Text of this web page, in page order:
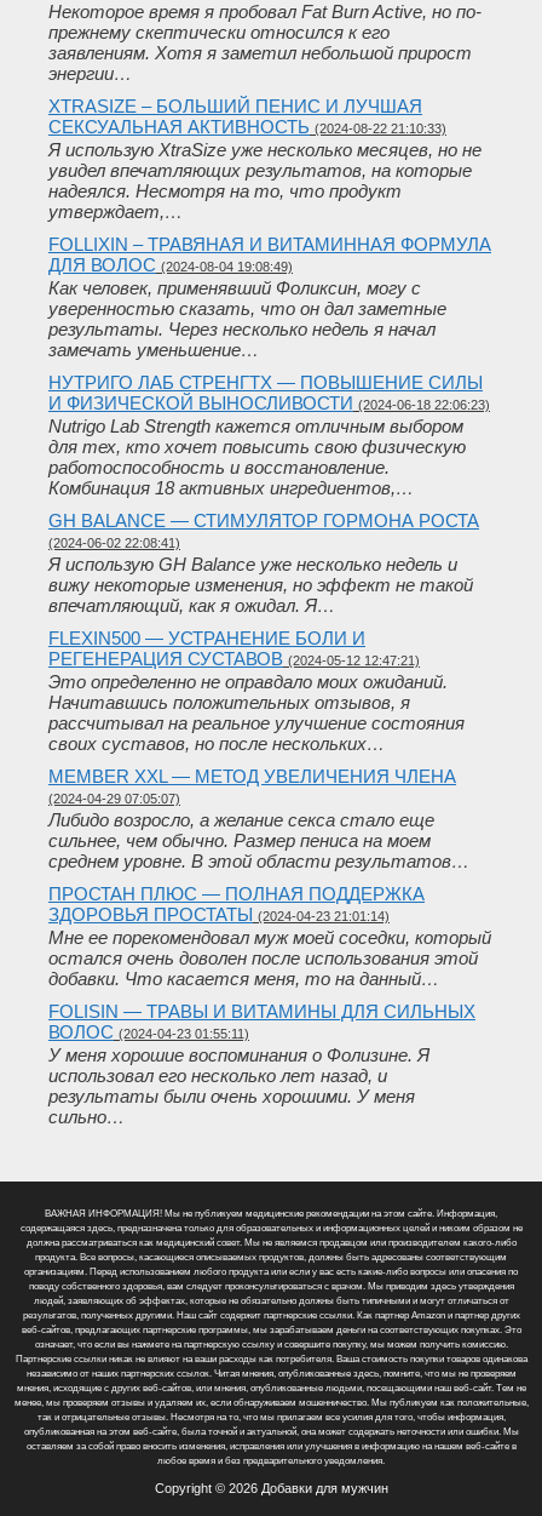
Некоторое время я пробовал Fat Burn Active, но по-
прежнему скептически относился к его
заявлениям. Хотя я заметил небольшой прирост
энергии…
XTRASIZE – БОЛЬШИЙ ПЕНИС И ЛУЧШАЯ
СЕКСУАЛЬНАЯ АКТИВНОСТЬ (2024-08-22 21:10:33)
Я использую XtraSize уже несколько месяцев, но не
увидел впечатляющих результатов, на которые
надеялся. Несмотря на то, что продукт
утверждает,…
FOLLIXIN – ТРАВЯНАЯ И ВИТАМИННАЯ ФОРМУЛА
ДЛЯ ВОЛОС (2024-08-04 19:08:49)
Как человек, применявший Фоликсин, могу с
уверенностью сказать, что он дал заметные
результаты. Через несколько недель я начал
замечать уменьшение…
НУТРИГО ЛАБ СТРЕНГТХ — ПОВЫШЕНИЕ СИЛЫ
И ФИЗИЧЕСКОЙ ВЫНОСЛИВОСТИ (2024-06-18 22:06:23)
Nutrigo Lab Strength кажется отличным выбором
для тех, кто хочет повысить свою физическую
работоспособность и восстановление.
Комбинация 18 активных ингредиентов,…
GH BALANCE — СТИМУЛЯТОР ГОРМОНА РОСТА
(2024-06-02 22:08:41)
Я использую GH Balance уже несколько недель и
вижу некоторые изменения, но эффект не такой
впечатляющий, как я ожидал. Я…
FLEXIN500 — УСТРАНЕНИЕ БОЛИ И
РЕГЕНЕРАЦИЯ СУСТАВОВ (2024-05-12 12:47:21)
Это определенно не оправдало моих ожиданий.
Начитавшись положительных отзывов, я
рассчитывал на реальное улучшение состояния
своих суставов, но после нескольких…
MEMBER XXL — МЕТОД УВЕЛИЧЕНИЯ ЧЛЕНА
(2024-04-29 07:05:07)
Либидо возросло, а желание секса стало еще
сильнее, чем обычно. Размер пениса на моем
среднем уровне. В этой области результатов…
ПРОСТАН ПЛЮС — ПОЛНАЯ ПОДДЕРЖКА
ЗДОРОВЬЯ ПРОСТАТЫ (2024-04-23 21:01:14)
Мне ее порекомендовал муж моей соседки, который
остался очень доволен после использования этой
добавки. Что касается меня, то на данный…
FOLISIN — ТРАВЫ И ВИТАМИНЫ ДЛЯ СИЛЬНЫХ
ВОЛОС (2024-04-23 01:55:11)
У меня хорошие воспоминания о Фолизине. Я
использовал его несколько лет назад, и
результаты были очень хорошими. У меня
сильно…
ВАЖНАЯ ИНФОРМАЦИЯ! Мы не публикуем медицинские рекомендации на этом сайте. Информация,
содержащаяся здесь, предназначена только для образовательных и информационных целей и никоим образом не
должна рассматриваться как медицинский совет. Мы не являемся продавцом или производителем какого-либо
продукта. Все вопросы, касающиеся описываемых продуктов, должны быть адресованы соответствующим
организациям. Перед использованием любого продукта или если у вас есть какие-либо вопросы или опасения по
поводу собственного здоровья, вам следует проконсультироваться с врачом. Мы приводим здесь утверждения
людей, заявляющих об эффектах, которые не обязательно должны быть типичными и могут отличаться от
результатов, полученных другими. Наш сайт содержит партнерские ссылки. Как партнер Amazon и партнер других
веб-сайтов, предлагающих партнерские программы, мы зарабатываем деньги на соответствующих покупках. Это
означает, что если вы нажмете на партнерскую ссылку и совершите покупку, мы можем получить комиссию.
Партнерские ссылки никак не влияют на ваши расходы как потребителя. Ваша стоимость покупки товаров одинакова
независимо от наших партнерских ссылок. Читая мнения, опубликованные здесь, помните, что мы не проверяем
мнения, исходящие с других веб-сайтов, или мнения, опубликованные людьми, посещающими наш веб-сайт. Тем не
менее, мы проверяем отзывы и удаляем их, если обнаруживаем мошенничество. Мы публикуем как положительные,
так и отрицательные отзывы. Несмотря на то, что мы прилагаем все усилия для того, чтобы информация,
опубликованная на этом веб-сайте, была точной и актуальной, она может содержать неточности или ошибки. Мы
оставляем за собой право вносить изменения, исправления или улучшения в информацию на нашем веб-сайте в
любое время и без предварительного уведомления.
Copyright © 2026 Добавки для мужчин